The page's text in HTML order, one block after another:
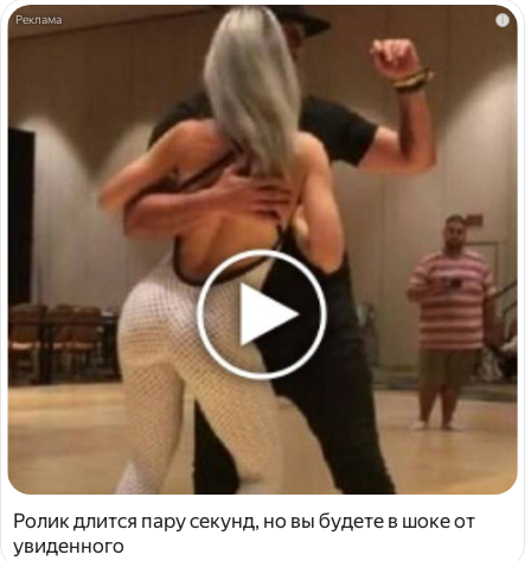
i
Ролик длится пару секунд, но вы будете в шоке от
увиденного